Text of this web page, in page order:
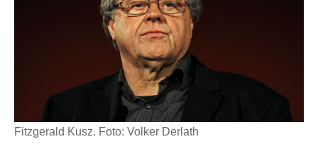
Fitzgerald Kusz. Foto: Volker Derlath